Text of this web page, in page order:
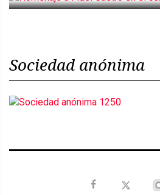
Sociedad anónima